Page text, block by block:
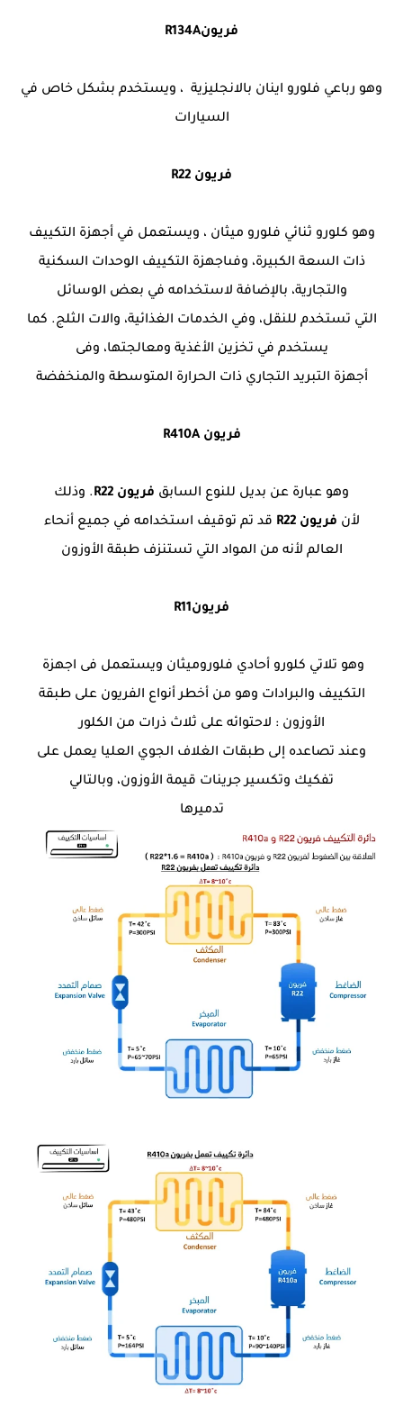
فريونR134A
وهو رباعي فلورو اينان بالانجليزية ، ويستخدم بشكل خاص في
السيارات
فريون R22
وهو كلورو ثنائي فلورو ميثان ، ويستعمل في أجهزة التكييف
ذات السعة الكبيرة، وفىاجهزة التكييف الوحدات السكنية
والتجارية، بالإضافة لاستخدامه في بعض الوسائل
التي تستخدم للنقل، وفي الخدمات الغذائية، والات الثلج. كما
يستخدم في تخزين الأغذية ومعالجتها، وفى
أجهزة التبريد التجاري ذات الحرارة المتوسطة والمنخفضة
فريون R410A
وهو عبارة عن بديل للنوع السابق فريون R22
. وذلك
لأن فريون R22
قد تم توقيف استخدامه في جميع أنحاء
العالم لأنه من المواد التي تستنزف طبقة الأوزون
فريونR11
وهو تلاتي كلورو أحادي فلوروميثان ويستعمل فى اجهزة
التكييف والبرادات وهو من أخطر أنواع الفريون على طبقة
الأوزون : لاحتوائه على ثلاث ذرات من الكلور
وعند تصاعده إلى طبقات الغلاف الجوي العليا يعمل على
تفكيك وتكسير جرينات قيمة الأوزون، وبالتالي
تدميرها